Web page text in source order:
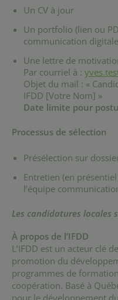
Un CV à jour
Un portfolio (lien ou
communication
Une lettre de
Par courriel à :
Objet du mail : «
IFDD [Votre Nom] »
Date limite pour
Processus de sélection
Présélection sur
Entretien (en
l’équipe
Les candidatures locales
À propos de l’IFDD
L’IFDD est un acteur clé
promotion du
programmes de
coopération. Basé à